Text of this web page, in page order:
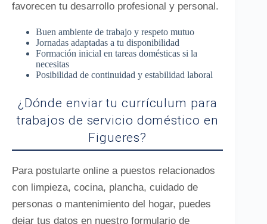
favorecen tu desarrollo profesional y personal.
Buen ambiente de trabajo y respeto mutuo
Jornadas adaptadas a tu disponibilidad
Formación inicial en tareas domésticas si la
necesitas
Posibilidad de continuidad y estabilidad laboral
¿Dónde enviar tu currículum para
trabajos de servicio doméstico en
Figueres?
Para postularte online a puestos relacionados
con limpieza, cocina, plancha, cuidado de
personas o mantenimiento del hogar, puedes
dejar tus datos en nuestro formulario de